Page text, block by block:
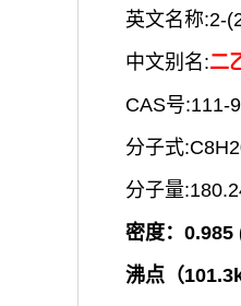
英文名称:2-
中文别名:二
CAS号:111-
分子式
分子量
密度：
沸点（